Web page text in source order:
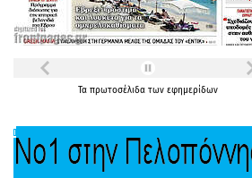
Τα πρωτοσέλιδα των εφημερίδων